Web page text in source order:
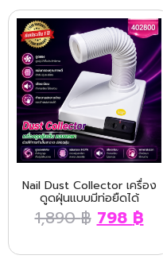
Nail Dust Collector เครื่อง
ดูดฝุ่นแบบมีท่อยืดได้
1,890฿ 798฿